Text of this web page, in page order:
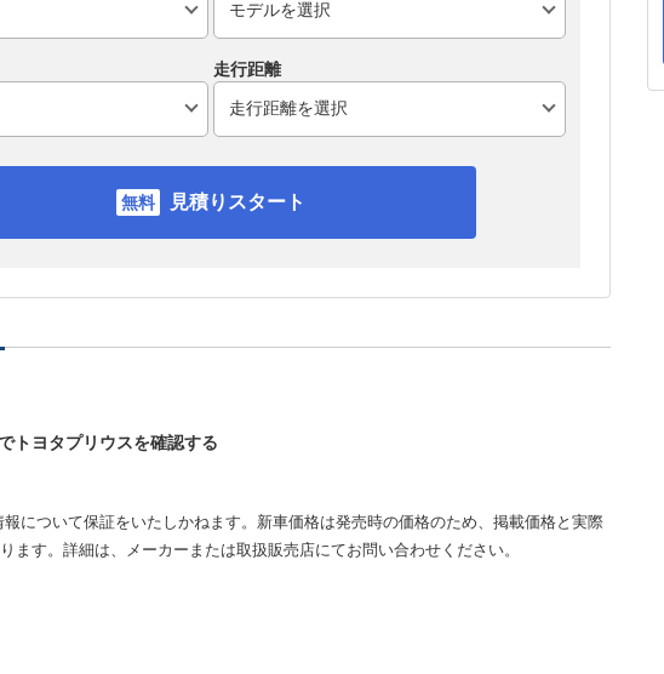
走行距離
見積りスタート
トヨタプリウスを確認する
について保証をいたしかねます。新車価格は発売時の価格のため、掲載価格と実際
ます。詳細は、メーカーまたは取扱販売店にてお問い合わせください。